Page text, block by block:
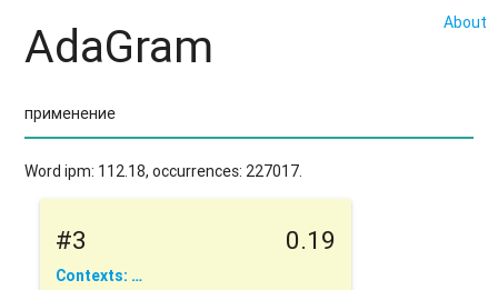
About
AdaGram
Word ipm: 112.18, occurrences: 227017.
#3 0.19
Contexts: …